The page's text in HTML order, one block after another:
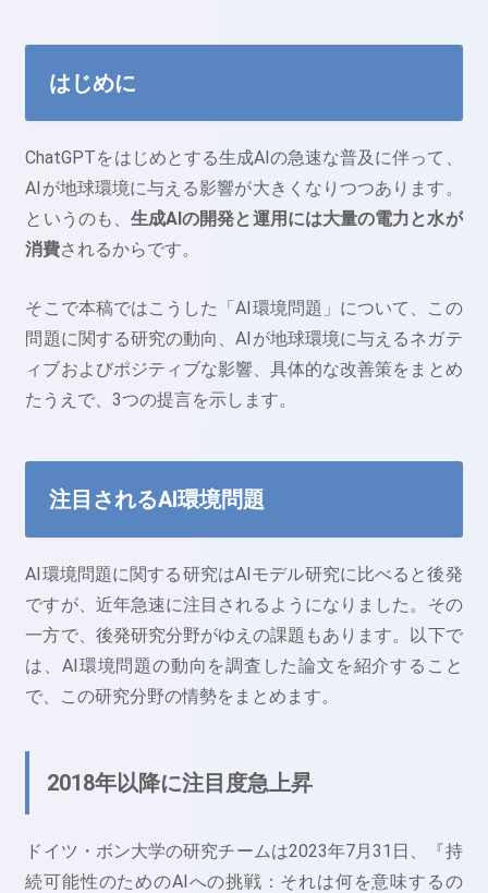
はじめに
ChatGPTをはじめとする生成AIの急速な普及に伴って、
AIが地球環境に与える影響が大きくなりつつあります。
というのも、 生成AIの開発と運用には大量の電力と水が
消費されるからです。
そこで本稿ではこうした「AI環境問題」について、この
問題に関する研究の動向、AIが地球環境に与えるネガテ
ィブおよびポジティブな影響、具体的な改善策をまとめ
たうえで、3つの提言を示します。
注目されるAI環境問題
AI環境問題に関する研究はAIモデル研究に比べると後発
ですが、近年急速に注目されるようになりました。その
一方で、後発研究分野がゆえの課題もあります。以下で
は、AI環境問題の動向を調査した論文を紹介すること
で、この研究分野の情勢をまとめます。
2018年以降に注目度急上昇
ドイツ・ボン大学の研究チームは2023年7月31日、『持
続可能性のためのAIへの挑戦：それは何を意味するの